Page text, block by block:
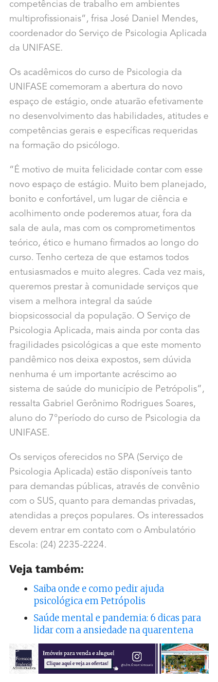
competências de trabalho em ambientes
multiprofissionais”, frisa José Daniel Mendes,
coordenador do Serviço de Psicologia Aplicada
da UNIFASE.
Os acadêmicos do curso de Psicologia da
UNIFASE comemoram a abertura do novo
espaço de estágio, onde atuarão efetivamente
no desenvolvimento das habilidades, atitudes e
competências gerais e específicas requeridas
na formação do psicólogo.
“É motivo de muita felicidade contar com esse
novo espaço de estágio. Muito bem planejado,
bonito e confortável, um lugar de ciência e
acolhimento onde poderemos atuar, fora da
sala de aula, mas com os comprometimentos
teórico, ético e humano firmados ao longo do
curso. Tenho certeza de que estamos todos
entusiasmados e muito alegres. Cada vez mais,
queremos prestar à comunidade serviços que
visem a melhora integral da saúde
biopsicossocial da população. O Serviço de
Psicologia Aplicada, mais ainda por conta das
fragilidades psicológicas a que este momento
pandêmico nos deixa expostos, sem dúvida
nenhuma é um importante acréscimo ao
sistema de saúde do município de Petrópolis”,
ressalta Gabriel Gerônimo Rodrigues Soares,
aluno do 7°período do curso de Psicologia da
UNIFASE.
Os serviços oferecidos no SPA (Serviço de
Psicologia Aplicada) estão disponíveis tanto
para demandas públicas, através de convênio
com o SUS, quanto para demandas privadas,
atendidas a preços populares. Os interessados
devem entrar em contato com o Ambulatório
Escola: (24) 2235-2224.
Veja também:
Saiba onde e como pedir ajuda
psicológica em Petrópolis
Saúde mental e pandemia: 6 dicas para
lidar com a ansiedade na quarentena